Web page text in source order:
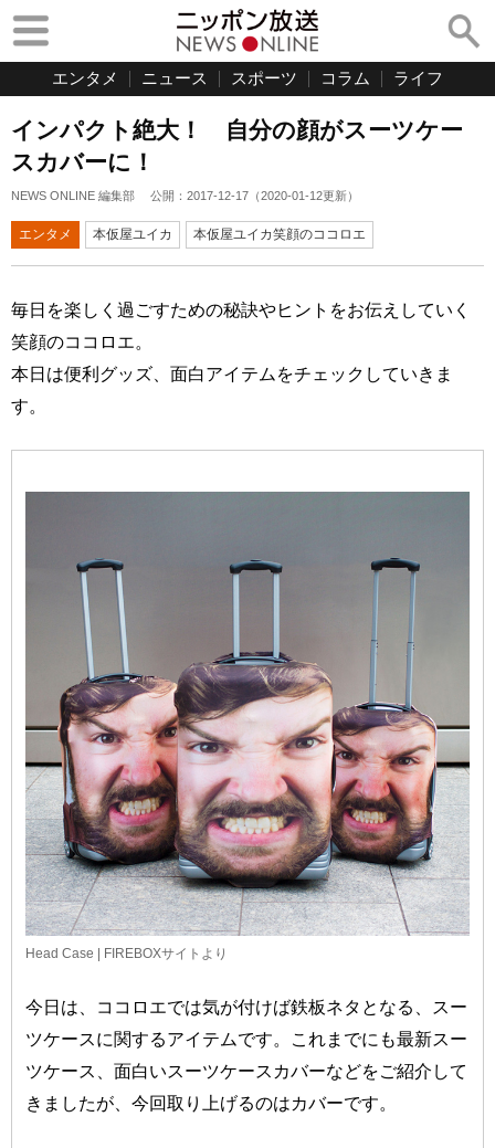
エンタメ ニュース スポーツ コラム ライフ
インパクト絶大！ 自分の顔がスーツケー
スカバーに！
NEWS ONLINE 編集部 公開： 2017-12-17 （2020-01-12更新）
エンタメ 本仮屋ユイカ 本仮屋ユイカ笑顔のココロエ
毎日を楽しく過ごすための秘訣やヒントをお伝えしていく
笑顔のココロエ。
本日は便利グッズ、面白アイテムをチェックしていきま
す。
Head Case | FIREBOXサイトより
今日は、ココロエでは気が付けば鉄板ネタとなる、スー
ツケースに関するアイテムです。これまでにも最新スー
ツケース、面白いスーツケースカバーなどをご紹介して
きましたが、今回取り上げるのはカバーです。